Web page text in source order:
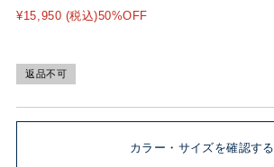
¥15,950 (税込)50%OFF
返品不可
カラー・サイズを確認する